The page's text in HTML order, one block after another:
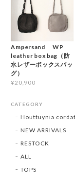
Ampersand WP
leather box bag（防
水レザーボックスバッ
グ）
¥20,900
CATEGORY
Houttuynia
NEW ARRIVALS
RESTOCK
ALL
TOPS